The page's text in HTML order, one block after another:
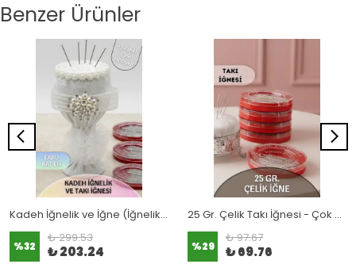
Benzer Ürünler
Kadeh İğnelik ve İğne (İğnelik Set) Ekru
%32
₺ 299.53
₺ 203.24
25 Gr. Çelik Takı İğnesi - Çok Amaçlı İğne
%29
₺ 97.67
₺ 69.76